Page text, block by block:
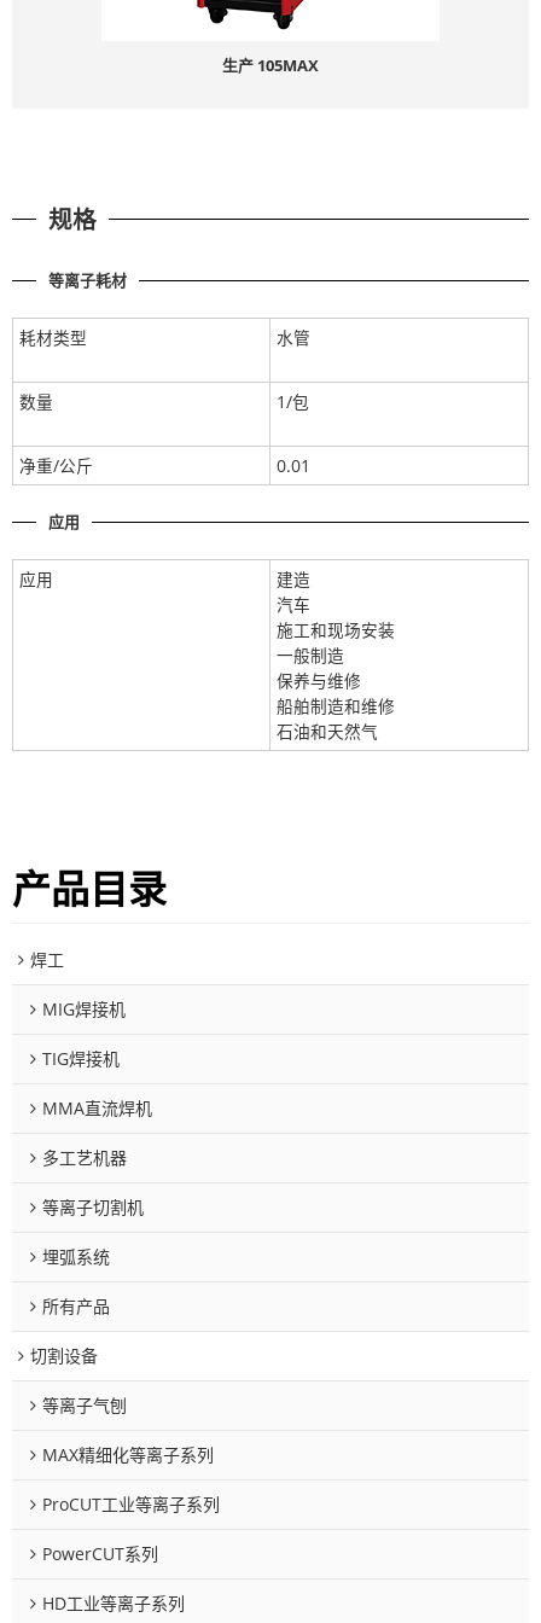
生产 105MAX
规格
等离子耗材
耗材类型 水管
数量 1/包
净重/公斤 0.01
应用
应用
建造
汽车
施工和现场安装
一般制造
保养与维修
船舶制造和维修
石油和天然气
产品目录
焊工
MIG焊接机
TIG焊接机
MMA直流焊机
多工艺机器
等离子切割机
埋弧系统
所有产品
切割设备
等离子气刨
MAX精细化等离子系列
ProCUT工业等离子系列
PowerCUT系列
HD工业等离子系列